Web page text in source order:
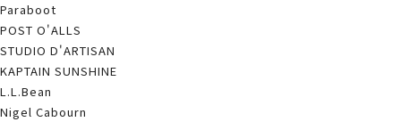
Paraboot
POST O'ALLS
STUDIO D'ARTISAN
KAPTAIN SUNSHINE
L.L.Bean
Nigel Cabourn